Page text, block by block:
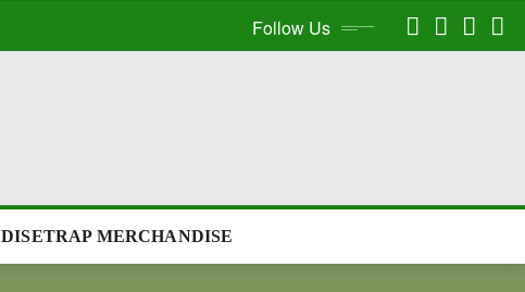
Follow Us
DISETRAP MERCHANDISE